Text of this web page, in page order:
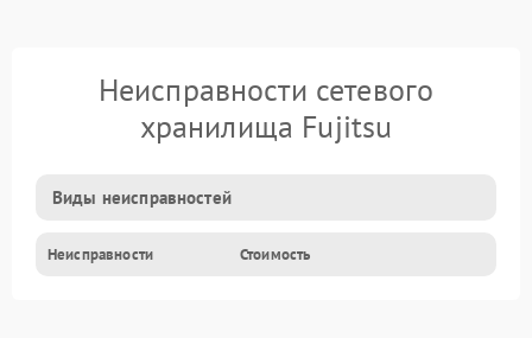
Неисправности сетевого
хранилища Fujitsu
Виды неисправностей
Неисправности Стоимость